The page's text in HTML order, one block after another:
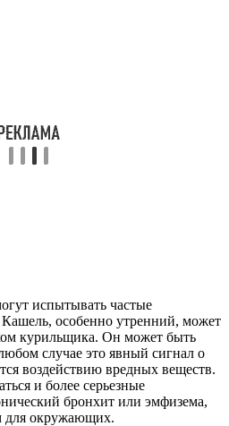
испытывать частые
особенно утренний, может
курильщика. Он может быть
случае это явный сигнал о
воздействию вредных веществ.
и более серьезные
бронхит или эмфизема,
для окружающих.